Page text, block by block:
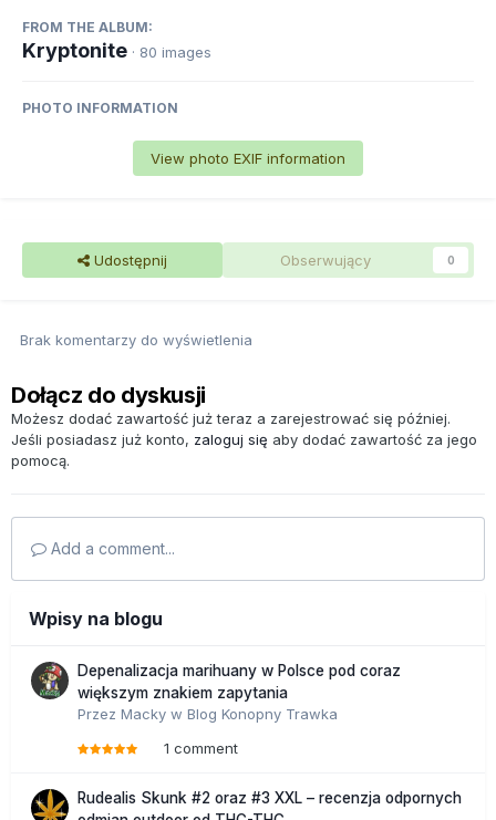
FROM THE ALBUM:
Kryptonite · 80 images
PHOTO INFORMATION
View photo EXIF information
Udostępnij Obserwujący 0
Brak komentarzy do wyświetlenia
Dołącz do dyskusji
Możesz dodać zawartość już teraz a zarejestrować się później.
Jeśli posiadasz już konto, zaloguj się aby dodać zawartość za jego
pomocą.
Add a comment...
Wpisy na blogu
Depenalizacja marihuany w Polsce pod coraz
większym znakiem zapytania
Przez Macky w Blog Konopny Trawka
1 comment
Rudealis Skunk #2 oraz #3 XXL – recenzja odpornych